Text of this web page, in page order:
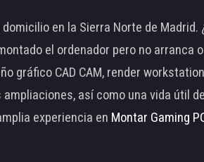
en la Sierra Norte de
el ordenador pero no
gráfico CAD CAM, render
así como una vida útil
experiencia en Montar Gaming